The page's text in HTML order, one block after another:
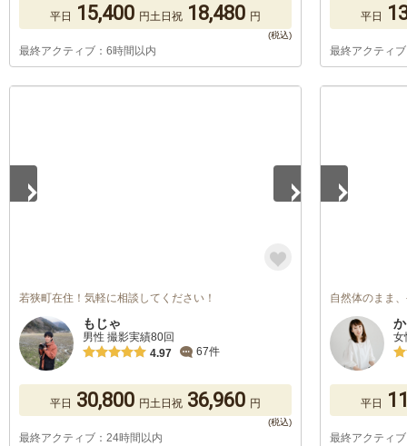
平日 15,400 円土日祝 18,480 円
最終アクティブ：6時間以内
平日
最終アクティ
若狭町在住！気軽に相談してください！
もじゃ
男性 撮影実績80回
4.97
67件
平日 30,800 円土日祝 36,960 円
最終アクティブ：24時間以内
自然体のまま
女
平日
最終アクティ